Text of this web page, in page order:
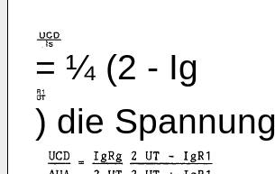
= ¼ (2 - Ig
) die